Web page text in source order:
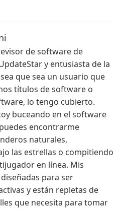
de software de
y entusiasta de la
que sea un usuario que
títulos de software o
lo tengo cubierto.
buceando en el software
encontrarme
naturales,
las estrellas o compitiendo
en línea. Mis
para ser
y están repletas de
que necesita para tomar